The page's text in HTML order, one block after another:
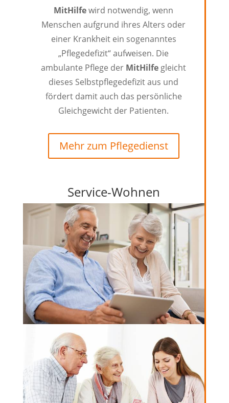
MitHilfewird notwendig, wenn
Menschen aufgrund ihres Alters oder
einer Krankheit ein sogenanntes
„Pflegedefizit“ aufweisen. Die
ambulante Pflege der MitHilfe gleicht
dieses Selbstpflegedefizit aus und
fördert damit auch das persönliche
Gleichgewicht der Patienten.
Mehr zum Pflegedienst
Service-Wohnen